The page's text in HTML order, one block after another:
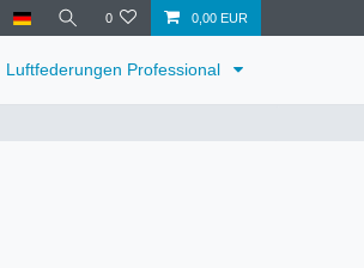
0 0,00 EUR
Luftfederungen Professional